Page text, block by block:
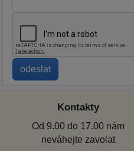
Kontakty
Od 9.00 do 17.00 nám
neváhejte zavolat